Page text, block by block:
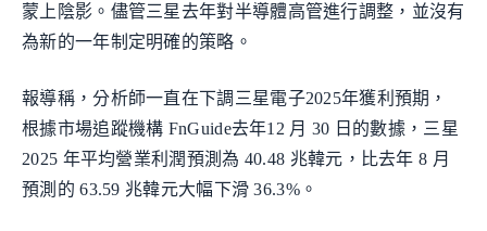
蒙上陰影。儘管三星去年對半導體高管進行調整，並沒有
為新的一年制定明確的策略。
報導稱，分析師一直在下調三星電子2025年獲利預期，
根據市場追蹤機構 FnGuide去年12 月 30 日的數據，三星
2025 年平均營業利潤預測為 40.48 兆韓元，比去年 8 月
預測的 63.59 兆韓元大幅下滑 36.3%。